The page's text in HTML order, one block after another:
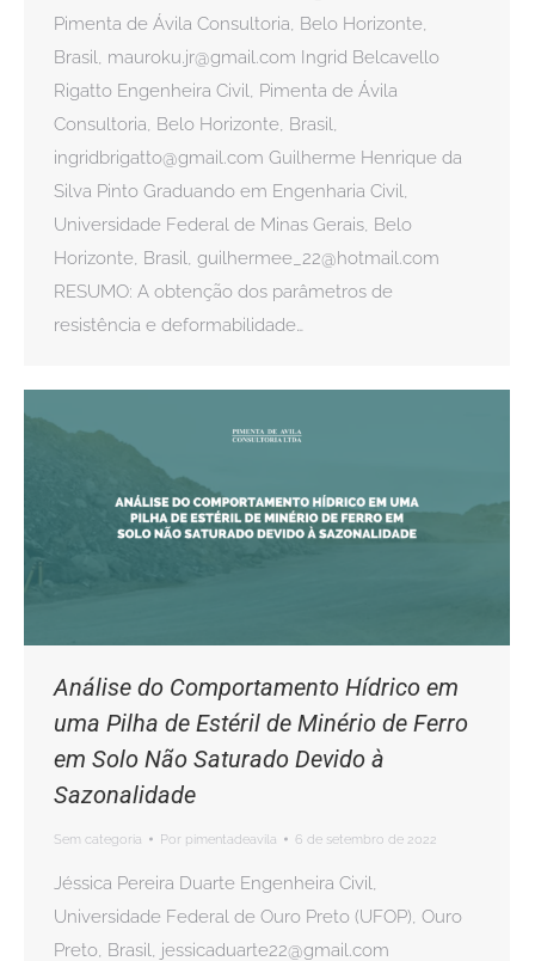
Pimenta de Ávila Consultoria, Belo Horizonte,
Brasil, mauroku.jr@gmail.com Ingrid Belcavello
Rigatto Engenheira Civil, Pimenta de Ávila
Consultoria, Belo Horizonte, Brasil,
ingridbrigatto@gmail.com Guilherme Henrique da
Silva Pinto Graduando em Engenharia Civil,
Universidade Federal de Minas Gerais, Belo
Horizonte, Brasil, guilhermee_22@hotmail.com
RESUMO: A obtenção dos parâmetros de
resistência e deformabilidade…
Análise do Comportamento Hídrico em
uma Pilha de Estéril de Minério de Ferro
em Solo Não Saturado Devido à
Sazonalidade
Sem categoria Por pimentadeavila 6 de setembro de 2022
Jéssica Pereira Duarte Engenheira Civil,
Universidade Federal de Ouro Preto (UFOP), Ouro
Preto, Brasil, jessicaduarte22@gmail.com